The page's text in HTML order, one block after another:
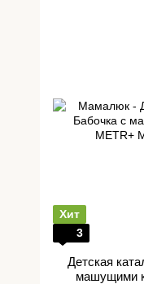
Хит
3
Детская
машущими